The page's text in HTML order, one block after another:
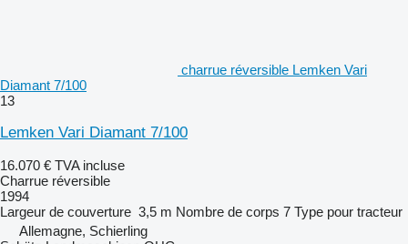
charrue réversible Lemken Vari
Diamant 7/100
13
Lemken Vari Diamant 7/100
16.070 € TVA incluse
Charrue réversible
1994
Largeur de couverture 3,5 m Nombre de corps 7 Type pour tracteur
Allemagne, Schierling